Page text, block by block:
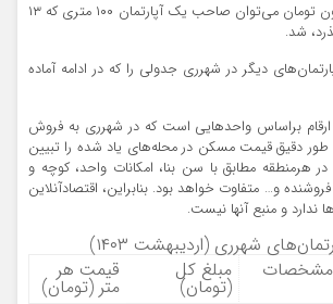
با ۶ میلیارد و ۵۰۰ میلیون تومان می‌توان صاحب یک آپارتمان ۱۰۰ متری که ۱۳
شد.
دیگر در شهرری جدولی را که در ادامه آماده
ارقام براساس واحدهایی است که در شهرری به فروش
دقیق قیمت مسکن در محله‌های یاد شده را تبیین
هرمنطقه مطابق با سن بنا، امکانات واحد، کوچه و
و… متفاوت خواهد بود. بنابراین، اقتصادآنلاین
و منبع آنها نیست.
شهرری (اردیبهشت ۱۴۰۳)
مشخصات مبلغ کل
(تومان)
قیمت هر
متر (تومان)